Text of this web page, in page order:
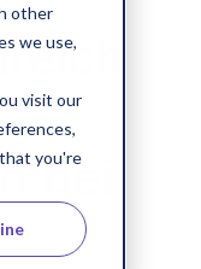
other
we use,
visit our
you're
bei